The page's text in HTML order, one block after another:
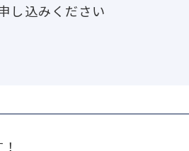
し込みください